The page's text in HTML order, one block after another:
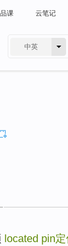
课 云笔记
中英
located pin